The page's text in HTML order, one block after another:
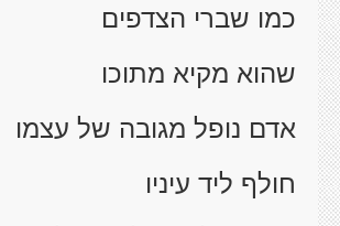
כמו שברי הצדפים
שהוא מקיא מתוכו
אדם נופל מגובה של עצמו
חולף ליד עיניו